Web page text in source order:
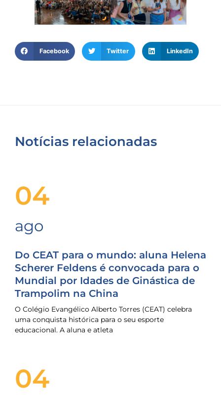
Facebook Twitter LinkedIn
Notícias relacionadas
04
ago
Do CEAT para o mundo: aluna Helena
Scherer Feldens é convocada para o
Mundial por Idades de Ginástica de
Trampolim na China
O Colégio Evangélico Alberto Torres (CEAT) celebra
uma conquista histórica para o seu esporte
educacional. A aluna e atleta
04